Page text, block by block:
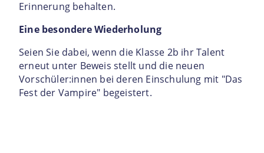
Erinnerung behalten.
Eine besondere Wiederholung
Seien Sie dabei, wenn die Klasse 2b ihr Talent
erneut unter Beweis stellt und die neuen
Vorschüler:innen bei deren Einschulung mit "Das
Fest der Vampire" begeistert.